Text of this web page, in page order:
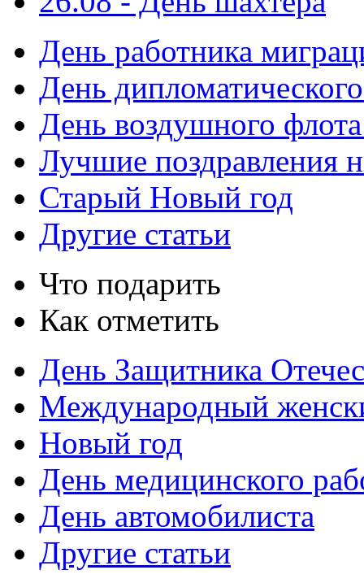
День работника
День
День воздушного
Лучшие поздравления
Старый Новый год
Другие статьи
Что подарить
Как отметить
День Защитника
Международный
Новый год
День медицинского
День автомобилиста
Другие статьи